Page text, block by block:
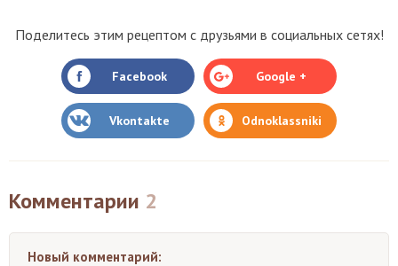
Поделитесь этим рецептом с друзьями в социальных сетях!
Facebook Google +
Vkontakte Odnoklassniki
Комментарии 2
Новый комментарий: